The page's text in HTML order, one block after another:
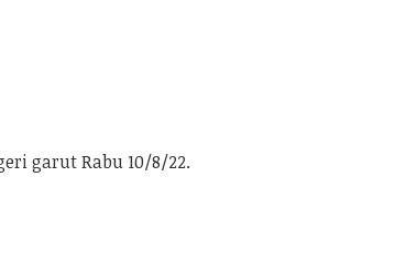
garut Rabu 10/8/22.